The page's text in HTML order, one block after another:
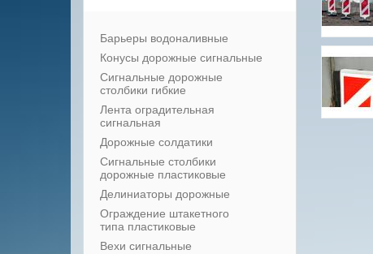
Барьеры водоналивные
Конусы дорожные сигнальные
Сигнальные дорожные
столбики гибкие
Лента оградительная
сигнальная
Дорожные солдатики
Сигнальные столбики
дорожные пластиковые
Делиниаторы дорожные
Ограждение штакетного
типа пластиковые
Вехи сигнальные